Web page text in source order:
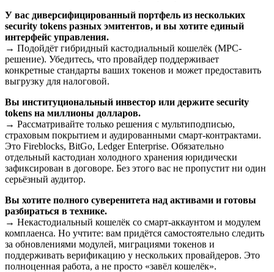
У вас диверсифицированный портфель из нескольких
security tokens разных эмитентов, и вы хотите единый
интерфейс управления.
→ Подойдёт гибридный кастодиальный кошелёк (MPC-
решение). Убедитесь, что провайдер поддерживает
конкретные стандарты ваших токенов и может предоставить
выгрузку для налоговой.
Вы институциональный инвестор или держите security
tokens на миллионы долларов.
→ Рассматривайте только решения с мультиподписью,
страховым покрытием и аудированными смарт-контрактами.
Это Fireblocks, BitGo, Ledger Enterprise. Обязательно
отдельный кастодиан холодного хранения юридически
зафиксирован в договоре. Без этого вас не пропустит ни один
серьёзный аудитор.
Вы хотите полного суверенитета над активами и готовы
разбираться в технике.
→ Некастодиальный кошелёк со смарт-аккаунтом и модулем
комплаенса. Но учтите: вам придётся самостоятельно следить
за обновлениями модулей, миграциями токенов и
поддерживать верификацию у нескольких провайдеров. Это
полноценная работа, а не просто «завёл кошелёк».